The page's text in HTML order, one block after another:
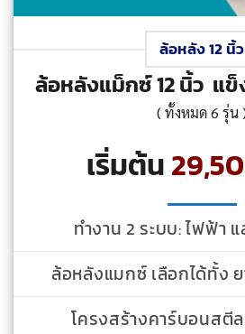
ล้อหลัง 12 นิ้ว
ล้อหลังแม็กซ์ 12 นิ้ว แ
( ทั้งหมด 6 รุ่น
เริ่มต้น
ทำงาน 2 ระบบ: ไฟฟ้า
ล้อหลังแมกซ์ เลือกได้ทั้ง
โครงสร้างคาร์บอนสตี